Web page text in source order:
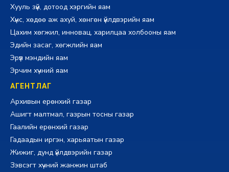
Хууль зүй, дотоод хэргийн яам
Хүнс, хөдөө аж ахуй, хөнгөн үйлдвэрийн яам
Цахим хөгжил, инновац, харилцаа холбооны яам
Эдийн засаг, хөгжлийн яам
Эрүүл мэндийн яам
Эрчим хүчний яам
АГЕНТЛАГ
Архивын ерөнхий газар
Ашигт малтмал, газрын тосны газар
Гаалийн ерөнхий газар
Гадаадын иргэн, харьяатын газар
Жижиг, дунд үйлдвэрийн газар
Зэвсэгт хүчний жанжин штаб